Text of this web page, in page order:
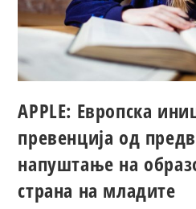
APPLE: Европска
превенција од
напуштање на
страна на младите